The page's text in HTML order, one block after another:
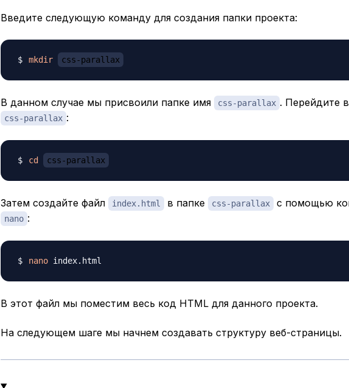
Введите следующую команду для создания папки проекта:
mkdir css-parallax
В данном случае мы присвоили папке имя css-parallax . Перейдите
css-parallax :
cd css-parallax
Затем создайте файл index.html в папке css-parallax с помощью
nano :
nano
В этот файл мы поместим весь код HTML для данного проекта.
На следующем шаге мы начнем создавать структуру веб-страницы.